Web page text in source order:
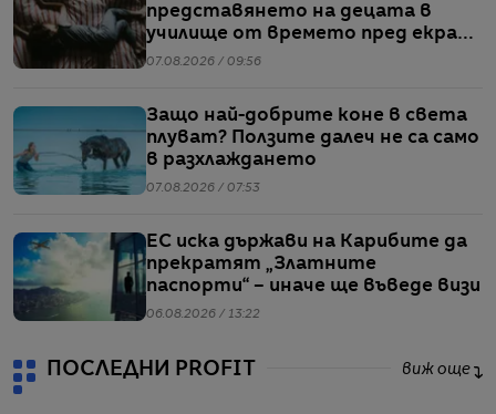
представянето на децата в
училище от времето пред екран
или храненето, сочи проучване
07.08.2026 / 09:56
Защо най-добрите коне в света
плуват? Ползите далеч не са само
в разхлаждането
07.08.2026 / 07:53
ЕС иска държави на Карибите да
прекратят „Златните
паспорти“ – иначе ще въведе визи
06.08.2026 / 13:22
ПОСЛЕДНИ PROFIT виж още